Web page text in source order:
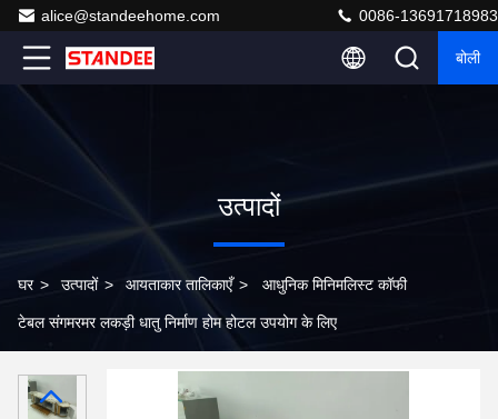
alice@standeehome.com 0086-13691718983
बोली
उत्पादों
घर > उत्पादों > आयताकार तालिकाएँ > आधुनिक मिनिमलिस्ट कॉफी
टेबल संगमरमर लकड़ी धातु निर्माण होम होटल उपयोग के लिए